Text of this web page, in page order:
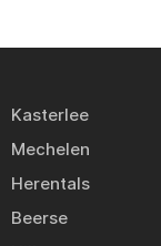
Kasterlee
Mechelen
Herentals
Beerse